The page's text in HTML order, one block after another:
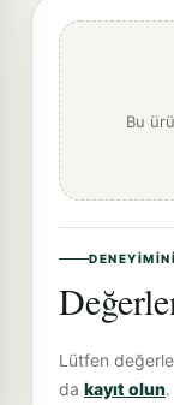
Bu
Lütfen
da kayıt olun.